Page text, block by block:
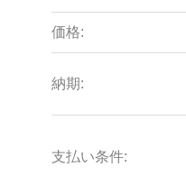
価格:
納期:
支払い条件: